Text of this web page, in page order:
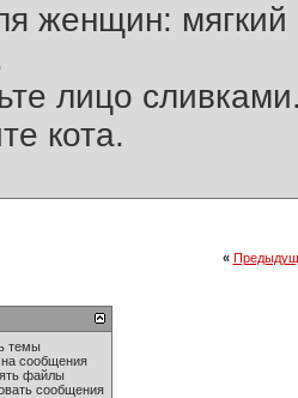
женщин:
лицо
кота.
«
темы
на сообщения
файлы
сообщения